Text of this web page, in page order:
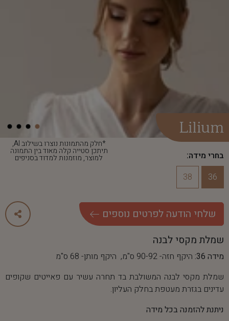
*חלק מהתמונות נוצרו בשילוב AI,
תיתכן סטייה קלה מאוד בין התמונה
למוצר, מוזמנות למדוד בסניפים
Lilium
בחרי מידה:
36
38
שלחי הודעה לפרטים נוספים
שמלת מקסי לבנה
מידה 36:
היקף חזה- 90-92 ס"מ, היקף מותן- 68 ס"מ
שמלת מקסי לבנה המשולבת בד תחרה עשיר עם פאייטים שקופים
עדינים בגזרת מעטפת בחלק העליון.
ניתנת להזמנה בכל מידה